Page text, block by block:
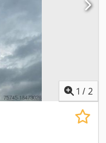
1 / 2